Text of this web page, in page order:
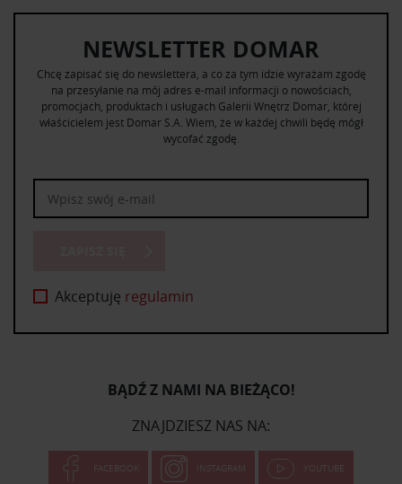
NEWSLETTER DOMAR
Chcę zapisać się do newslettera, a co za tym idzie wyrażam zgodę
na przesyłanie na mój adres e-mail informacji o nowościach,
promocjach, produktach i usługach Galerii Wnętrz Domar, której
właścicielem jest Domar S.A. Wiem, że w każdej chwili będę mógł
wycofać zgodę.
Akceptuję regulamin
BĄDŹ Z NAMI NA BIEŻĄCO!
ZNAJDZIESZ NAS NA:
FACEBOOK INSTAGRAM YOUTUBE